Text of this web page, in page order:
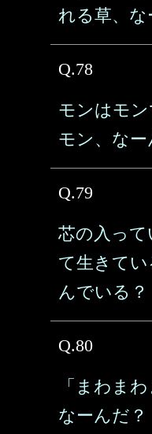
れる草、な
Q.78
モンはモ
モン、なー
Q.79
芯の入っ
て生きて
んでいる？
Q.80
「まわま
なーんだ？